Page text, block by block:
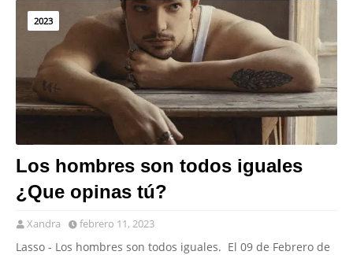
2023
Los hombres son todos iguales
¿Que opinas tú?
Xandra febrero 11, 2023
Lasso - Los hombres son todos iguales. El 09 de Febrero de